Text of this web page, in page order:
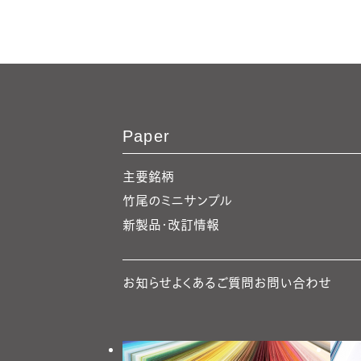
Paper
主要銘柄
竹尾のミニサンプル
新製品・改訂情報
お知らせよくあるご質問お問い合わせ